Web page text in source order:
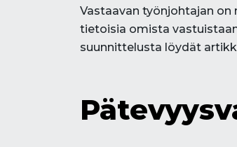
Vastaavan työnjohtajan
tietoisia omista
suunnittelusta löydät